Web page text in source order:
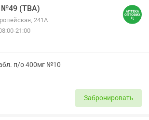
№49 (ТВА)
241А
21:00
п/о 400мг №10
Забронировать